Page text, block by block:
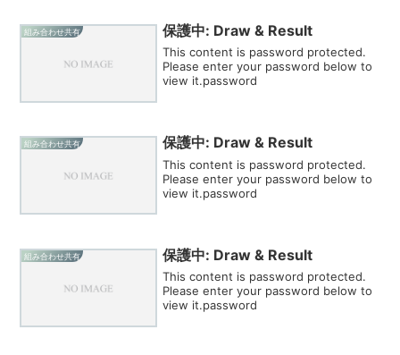
組み合わせ共有 保護中: Draw & Result
This content is password protected.
Please enter your password below to
view it.password
組み合わせ共有 保護中: Draw & Result
This content is password protected.
Please enter your password below to
view it.password
組み合わせ共有 保護中: Draw & Result
This content is password protected.
Please enter your password below to
view it.password